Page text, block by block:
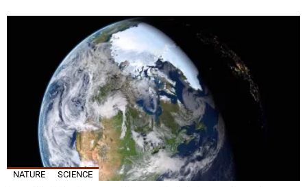
NATURE SCIENCE